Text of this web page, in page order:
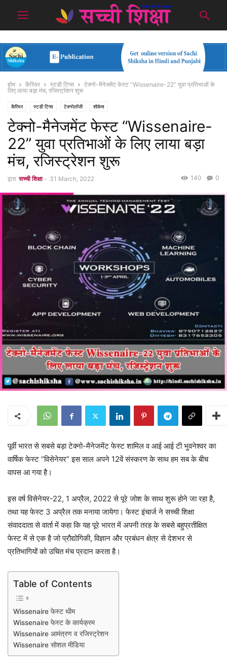
होम कैरियर स्टडी टिप्स
टेक्नो-मैनेजमेंट फेस्ट “Wissenaire-22” युवा प्रतिभाओं के
लिए लाया बड़ा मंच, रजिस्ट्रेशन शुरू
कैरियर स्टडी टिप्स टेक्नोलॉजी शोकेस
टेक्नो-मैनेजमेंट फेस्ट “Wissenaire-
22” युवा प्रतिभाओं के लिए लाया बड़ा
मंच, रजिस्ट्रेशन शुरू
द्वारा सच्ची शिक्षा - 31 March, 2022 0
140
पूर्वी भारत से सबसे बड़ा टेक्नो-मैनेजमेंट फेस्ट शामिल व आई आई टी भुवनेश्वर का
वार्षिक फेस्ट “विसेनेयर” इस साल अपने 12वें संस्करण के साथ हम सब के बीच
वापस आ गया है।
इस वर्ष विसेनेयर-22, 1 अप्रैल, 2022 से पूरे जोश के साथ शुरू होने जा रहा है,
तथा यह फेस्ट 3 अप्रैल तक मनाया जायेगा। फेस्ट इंचार्ज ने सच्ची शिक्षा
संवाददाता से वार्ता में कहा कि यह पूरे भारत में अपनी तरह के सबसे बहुप्रतीक्षित
फेस्ट में से एक है जो प्रौद्योगिकी, विज्ञान और प्रबंधन क्षेत्र से देशभर से
प्रतिभागियों को उचित मंच प्रदान करता है।
Table of Contents
Wissenaire फेस्ट थीम
Wissenaire फेस्ट के कार्यक्रम
Wissenaire आमंत्रण व रजिस्ट्रेशन
Wissenaire सोशल मीडिया